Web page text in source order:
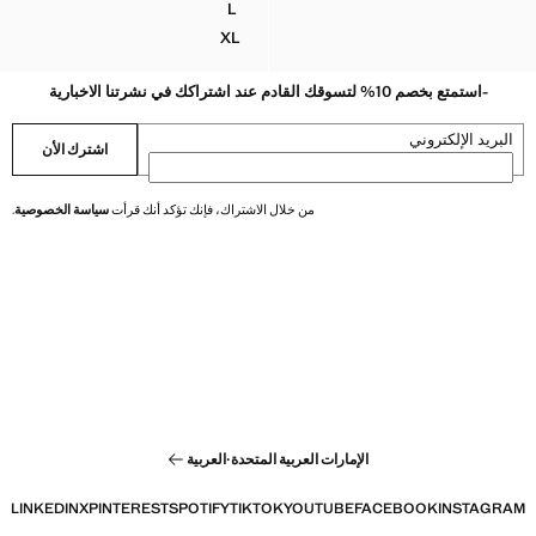
Lحزمة من سروالين داخليين
XLحزمة من سروالين داخليين
-استمتع بخصم 10% لتسوقك القادم عند اشتراكك في نشرتنا الاخبارية
البريد الإلكتروني اشترك الأن
من خلال الاشتراك، فإنك تؤكد أنك قرأتسياسة الخصوصية.
الإمارات العربية المتحدة·العربية
INSTAGRAM
FACEBOOK
YOUTUBE
TIKTOK
SPOTIFY
PINTEREST
X
LINKEDIN